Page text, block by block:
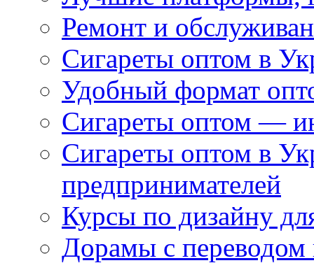
Ремонт и
Сигареты оптом в
Удобный формат
Сигареты оптом —
Сигареты оптом в
предпринимателей
Курсы по дизайну
Дорамы с переводом